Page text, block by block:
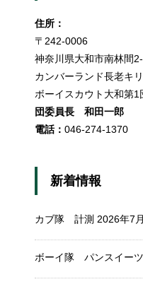
住所：
〒242-0006
神奈川県大和市南林間
カンバーランド長老キ
ボーイスカウト大和第1
団委員長 和田一郎
電話： 046-274-1370
新着情報
カブ隊 計測 2026年7
ボーイ隊 パンスイーツ